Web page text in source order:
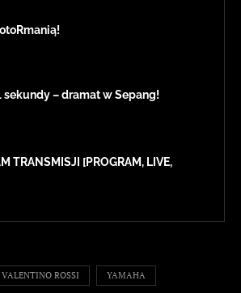
sekundy – dramat w Sepang!
TRANSMISJI [PROGRAM, LIVE,
VALENTINO ROSSI YAMAHA